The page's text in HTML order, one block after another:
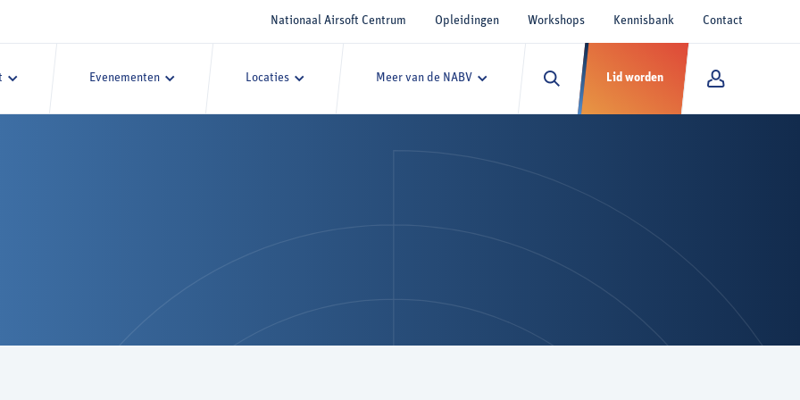
Nationaal Airsoft Centrum Opleidingen Workshops Kennisbank Contact
Evenementen Locaties Meer van de NABV Lid worden